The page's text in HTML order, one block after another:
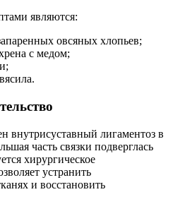
являются:
овсяных хлопьев;
с медом;
внутрисуставный лигаментоз в
часть связки подверглась
хирургическое
устранить
и восстановить